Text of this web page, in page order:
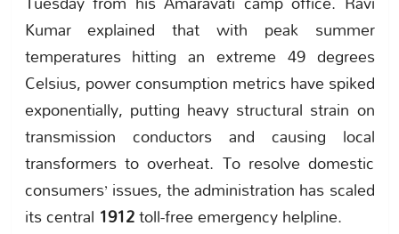
Kumar explained that with peak summer
temperatures hitting an extreme 49 degrees
Celsius, power consumption metrics have spiked
exponentially, putting heavy structural strain on
transmission conductors and causing local
transformers to overheat. To resolve domestic
consumers’ issues, the administration has scaled
its central 1912toll-free emergency helpline.